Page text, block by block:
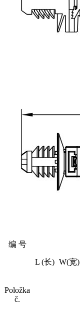
编 号
L (长) W(宽)
Položka
č.